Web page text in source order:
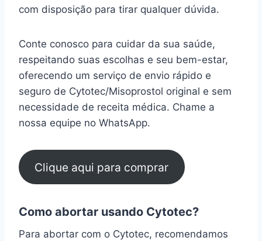
com disposição para tirar qualquer dúvida.
Conte conosco para cuidar da sua saúde,
respeitando suas escolhas e seu bem-estar,
oferecendo um serviço de envio rápido e
seguro de Cytotec/Misoprostol original e sem
necessidade de receita médica. Chame a
nossa equipe no WhatsApp.
Clique aqui para comprar
Como abortar usando Cytotec?
Para abortar com o Cytotec, recomendamos